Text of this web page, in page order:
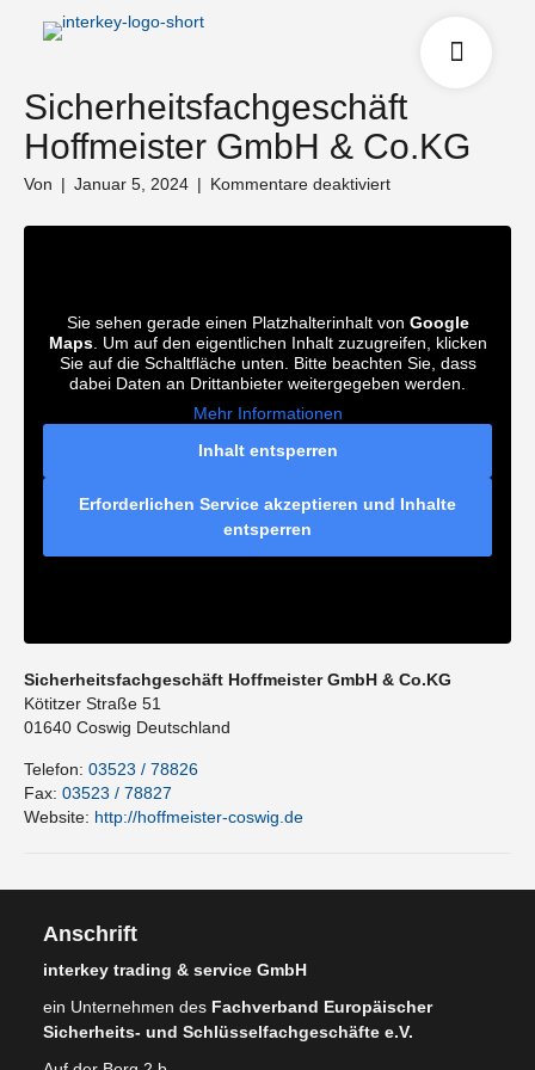
Sicherheitsfachgeschäft
Hoffmeister GmbH & Co.KG
Von | Januar 5, 2024 | Kommentare deaktiviertfür
Hoffmeister
Sie sehen gerade einen Platzhalterinhalt von Google
Maps. Um auf den eigentlichen Inhalt zuzugreifen, klicken
Sie auf die Schaltfläche unten. Bitte beachten Sie, dass
dabei Daten an Drittanbieter weitergegeben werden.
Mehr Informationen
Inhalt entsperren
Erforderlichen Service akzeptieren und Inhalte
entsperren
Sicherheitsfachgeschäft Hoffmeister GmbH & Co.KG
Kötitzer Straße 51
01640 Coswig Deutschland
Telefon: 03523 / 78826
Fax: 03523 / 78827
Website: http://hoffmeister-coswig.de
Anschrift
interkey trading & service GmbH
ein Unternehmen des Fachverband Europäischer
Sicherheits- und Schlüsselfachgeschäfte e.V.